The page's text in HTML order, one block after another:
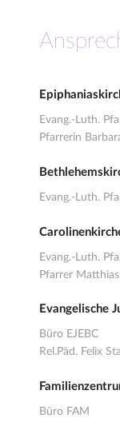
Evang.-Luth.
Pfarrerin
Evang.-Luth.
Evang.-Luth.
Pfarrer
Evangelische
Büro EJEBC
Rel.Päd. Felix
Büro FAM